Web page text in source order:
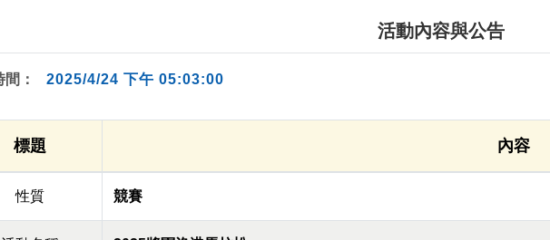
活動內容與公告
： 2025/4/24 下午 05:03:00
標題 內容
性質 競賽